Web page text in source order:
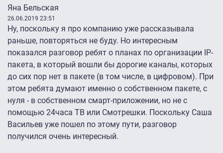
Яна Бельская
26.06.2019 23:51
Ну, поскольку я про компанию уже рассказывала
раньше, повторяться не буду. Но интересным
показался разговор ребят о планах по организации IP-
пакета, в который вошли бы дорогие каналы, которых
до сих пор нет в пакете (в том числе, в цифровом). При
этом ребята думают именно о собственном пакете, с
нуля - в собственном смарт-приложении, но не с
помощью 24часа ТВ или Смотрешки. Поскольку Саша
Васильев уже пошел по этому пути, разговор
получился очень интересный.